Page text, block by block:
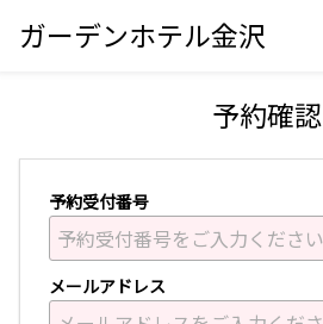
ガーデンホテル金沢
予約確認
予約受付番号
メールアドレス